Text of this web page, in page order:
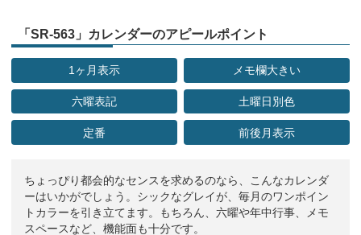
「SR-563」カレンダーのアピールポイント
1ヶ月表示 メモ欄大きい
六曜表記 土曜日別色
定番 前後月表示
ちょっぴり都会的なセンスを求めるのなら、こんなカレンダ
ーはいかがでしょう。シックなグレイが、毎月のワンポイン
トカラーを引き立てます。もちろん、六曜や年中行事、メモ
スペースなど、機能面も十分です。